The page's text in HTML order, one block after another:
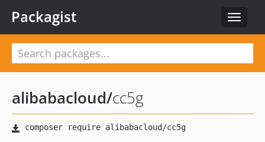
Toggle
Packagist
alibabacloud/cc5g